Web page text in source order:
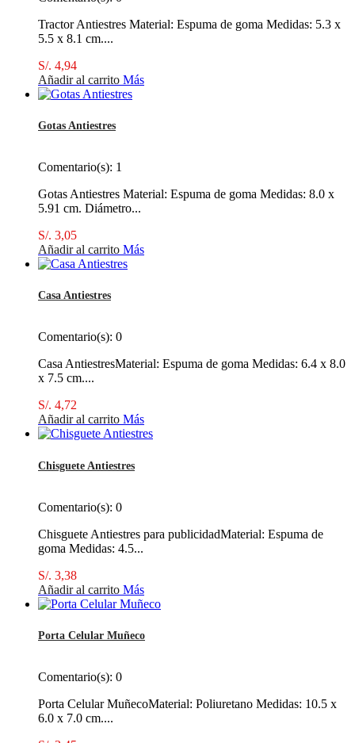
Tractor Antiestres Material: Espuma de goma Medidas: 5.3 x
5.5 x 8.1 cm....
S/. 4,94
Añadir al carrito Más
Gotas Antiestres
Comentario(s): 1
Gotas Antiestres Material: Espuma de goma Medidas: 8.0 x
5.91 cm. Diámetro...
S/. 3,05
Añadir al carrito Más
Casa Antiestres
Comentario(s): 0
Casa AntiestresMaterial: Espuma de goma Medidas: 6.4 x 8.0
x 7.5 cm....
S/. 4,72
Añadir al carrito Más
Chisguete Antiestres
Comentario(s): 0
Chisguete Antiestres para publicidadMaterial: Espuma de
goma Medidas: 4.5...
S/. 3,38
Añadir al carrito Más
Porta Celular Muñeco
Comentario(s): 0
Porta Celular MuñecoMaterial: Poliuretano Medidas: 10.5 x
6.0 x 7.0 cm....